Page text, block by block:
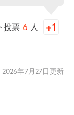
投票 6 人
2026年7月27日更新